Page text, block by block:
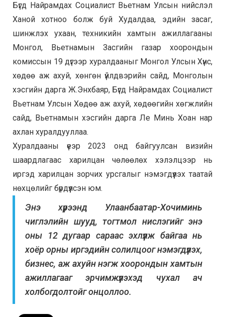
Бүгд Найрамдах Социалист Вьетнам Улсын нийслэл
Ханой хотноо болж буй Худалдаа, эдийн засаг,
шинжлэх ухаан, техникийн хамтын ажиллагааны
Монгол, Вьетнамын Засгийн газар хоорондын
комиссын 19 дүгээр хуралдааныг Монгол Улсын Хүнс,
хөдөө аж ахуй, хөнгөн үйлдвэрийн сайд, Монголын
хэсгийн дарга Ж.Энхбаяр, Бүгд Найрамдах Социалист
Вьетнам Улсын Хөдөө аж ахуй, хөдөөгийн хөгжлийн
сайд, Вьетнамын хэсгийн дарга Ле Минь Хоан нар
ахлан хуралдууллаа.
Хуралдааны үеэр 2023 онд байгуулсан визийн
шаардлагаас харилцан чөлөөлөх хэлэлцээр нь
иргэд харилцан зорчих урсгалыг нэмэгдүүлэх таатай
нөхцөлийг бүрдүүлсэн юм.
Энэ хүрээнд Улаанбаатар-Хочиминь
чиглэлийн шууд, тогтмол нислэгийг энэ
оны 12 дугаар сараас эхлүүлж байгаа нь
хоёр орны иргэдийн солилцоог нэмэгдүүлэх,
бизнес, аж ахуйн нэгж хоорондын хамтын
ажиллагааг эрчимжүүлэхэд чухал ач
холбогдолтойг онцоллоо.